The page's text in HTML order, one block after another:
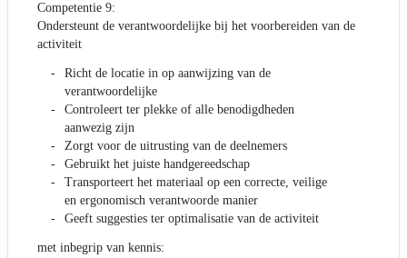
Competentie 9:
Ondersteunt de verantwoordelijke bij het voorbereiden van de
activiteit
Richt de locatie in op aanwijzing van de
verantwoordelijke
Controleert ter plekke of alle benodigdheden
aanwezig zijn
Zorgt voor de uitrusting van de deelnemers
Gebruikt het juiste handgereedschap
Transporteert het materiaal op een correcte, veilige
en ergonomisch verantwoorde manier
Geeft suggesties ter optimalisatie van de activiteit
met inbegrip van kennis: